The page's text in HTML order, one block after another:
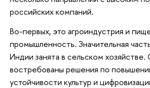
российских компаний.
Во-первых, это агроиндустрия и
промышленность. Значительная
Индии занята в сельском
востребованы решения по
устойчивости культур и